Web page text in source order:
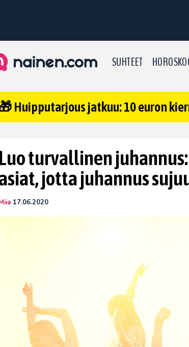
SUHTEET
Huipputarjous jatkuu: 10 euron
Luo turvallinen
jotta juhannus
17.06.2020